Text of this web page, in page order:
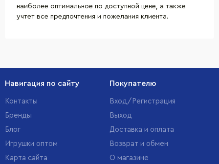
наиболее оптимальное по доступной цене, а также
учтет все предпочтения и пожелания клиента.
Навигация по сайту
Контакты
Бренды
Блог
Игрушки оптом
Карта сайта
Покупателю
Вход/Регистрация
Выход
Доставка и оплата
Возврат и обмен
О магазине